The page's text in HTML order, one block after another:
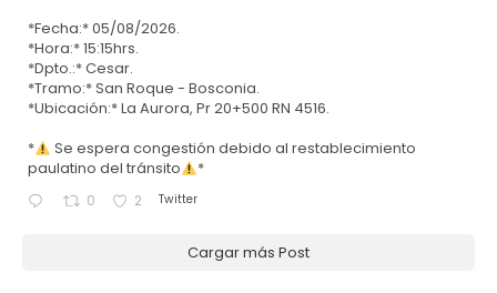
*Fecha:* 05/08/2026.
*Hora:* 15:15hrs.
*Dpto.:* Cesar.
*Tramo:* San Roque - Bosconia.
*Ubicación:* La Aurora, Pr 20+500 RN 4516.
*
Se espera congestión debido al restablecimiento
paulatino del tránsito
*
0 2 Twitter
Cargar más Post